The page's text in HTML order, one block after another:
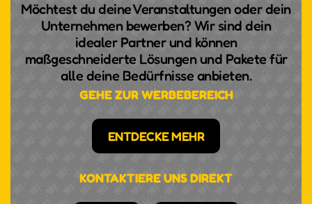
Möchtest du deine Veranstaltungen oder dein
Unternehmen bewerben? Wir sind dein
idealer Partner und können
maßgeschneiderte Lösungen und Pakete für
alle deine Bedürfnisse anbieten.
GEHE ZUR WERBEBEREICH
ENTDECKE MEHR
KONTAKTIERE UNS DIREKT